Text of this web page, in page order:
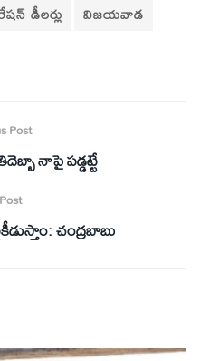
డీలర్లు
విజయవాడ
Post
నాపై పడ్డట్టే
చంద్రబాబు